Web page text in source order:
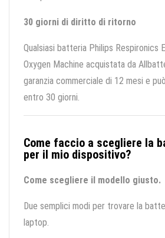
30 giorni di diritto di ritorno
Qualsiasi batteria Philips Respironics
Oxygen Machine acquistata da
garanzia commerciale di 12 mesi e
entro 30 giorni.
Come faccio a scegliere la
per il mio dispositivo?
Come scegliere il modello giusto.
Due semplici modi per trovare la
laptop.